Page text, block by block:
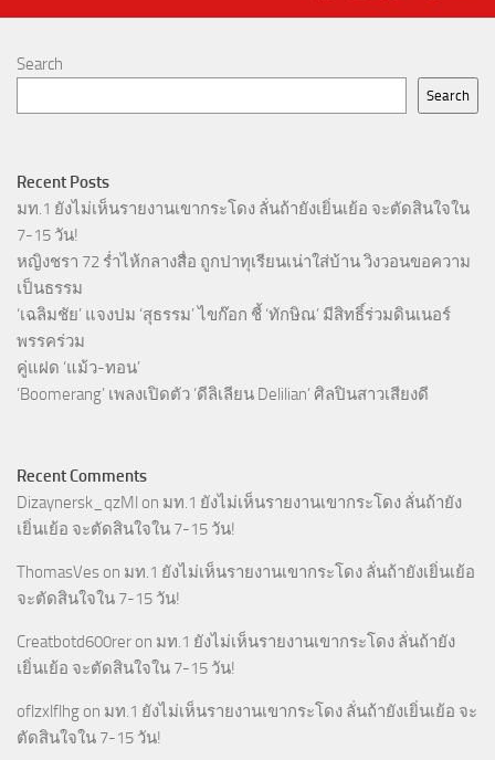
Search
Search
Recent Posts
มท.1 ยังไม่เห็นรายงานเขากระโดง ลั่นถ้ายังเยิ่นเย้อ จะตัดสินใจใน
7-15 วัน!
หญิงชรา 72 ร่ำไห้กลางสื่อ ถูกปาทุเรียนเน่าใส่บ้าน วิงวอนขอความ
เป็นธรรม
‘เฉลิมชัย’ แจงปม ‘สุธรรม’ ไขก๊อก ชี้ ‘ทักษิณ’ มีสิทธิ์ร่วมดินเนอร์
พรรคร่วม
คู่แฝด ‘แม้ว-ทอน’
‘Boomerang’ เพลงเปิดตัว ‘ดีลิเลียน Delilian’ ศิลปินสาวเสียงดี
Recent Comments
Dizaynersk_qzMl on มท.1 ยังไม่เห็นรายงานเขากระโดง ลั่นถ้ายัง
เยิ่นเย้อ จะตัดสินใจใน 7-15 วัน!
ThomasVes on มท.1 ยังไม่เห็นรายงานเขากระโดง ลั่นถ้ายังเยิ่นเย้อ
จะตัดสินใจใน 7-15 วัน!
Creatbotd600rer on มท.1 ยังไม่เห็นรายงานเขากระโดง ลั่นถ้ายัง
เยิ่นเย้อ จะตัดสินใจใน 7-15 วัน!
oflzxlflhg on มท.1 ยังไม่เห็นรายงานเขากระโดง ลั่นถ้ายังเยิ่นเย้อ จะ
ตัดสินใจใน 7-15 วัน!